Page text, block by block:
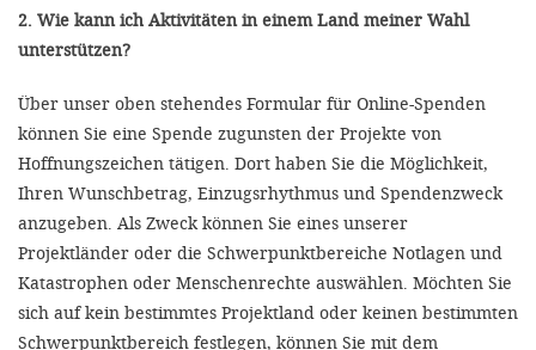
2. Wie kann ich Aktivitäten in einem Land meiner Wahl
unterstützen?
Über unser oben stehendes Formular für Online-Spenden
können Sie eine Spende zugunsten der Projekte von
Hoffnungszeichen tätigen. Dort haben Sie die Möglichkeit,
Ihren Wunschbetrag, Einzugsrhythmus und Spendenzweck
anzugeben. Als Zweck können Sie eines unserer
Projektländer oder die Schwerpunktbereiche Notlagen und
Katastrophen oder Menschenrechte auswählen. Möchten Sie
sich auf kein bestimmtes Projektland oder keinen bestimmten
Schwerpunktbereich festlegen, können Sie mit dem